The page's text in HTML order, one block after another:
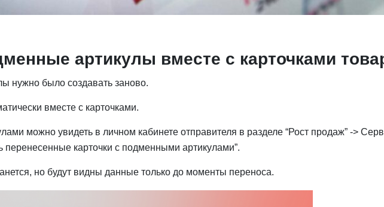
артикулы вместе с карточками
нужно было создавать заново.
вместе с карточками.
можно увидеть в личном кабинете отправителя в разделе “Рост продаж” ->
перенесенные карточки с подменными артикулами”.
но будут видны данные только до моменты переноса.